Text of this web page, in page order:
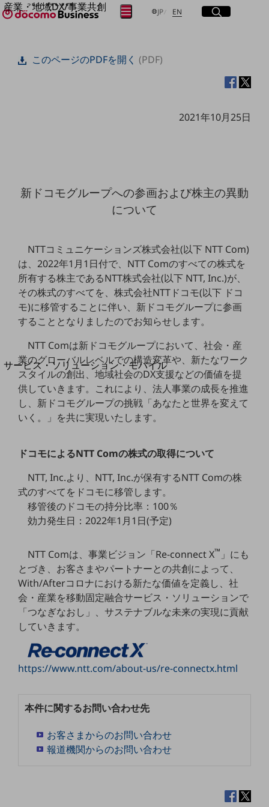
産業・地域DX/事業共創
OPEN HUB for Plural Futures
OPEN HUB for Plural Futuresとは
Smart Healthcare
Smart Industry
地域社会を支える皆さまと地域課題の解決や
地域経済のさらなる活性化に取り組みます
自治体・地域社会との共創
LGPF(Local Government Platform)
別ウィンドウで開きます
サービス・ソリューション・モバイル
サービス・ソリューションTOP
DXに関する課題を解決する
サービス・ソリューションをご紹介
カテゴリーで探す
ネットワーク・モバイル
クラウド・データセンター
電話・映像コミュニケーション
セキュリティ
データ利活用
運用管理
業務支援・マーケティング
課題・ニーズで探すTOP
マーケティング
JP日本語
EN Englishサイト内検索
開く
メニュー
開く
フリーワードを入力して探す
検索する
このページのPDFを開く(PDF)
2021年10月25日
新ドコモグループへの参画および株主の異動
について
NTTコミュニケーションズ株式会社(以下 NTT Com)
は、2022年1月1日付で、NTT Comのすべての株式を
所有する株主であるNTT株式会社(以下 NTT, Inc.)が、
その株式のすべてを、株式会社NTTドコモ(以下 ドコ
モ)に移管することに伴い、新ドコモグループに参画
することとなりましたのでお知らせします。
NTT Comは新ドコモグループにおいて、社会・産
業のグローバルレベルでの構造変革や、新たなワーク
スタイルの創出、地域社会のDX支援などの価値を提
供していきます。これにより、法人事業の成長を推進
し、新ドコモグループの挑戦「あなたと世界を変えて
いく。」を共に実現いたします。
ドコモによるNTT Comの株式の取得について
NTT, Inc.より、NTT, Inc.が保有するNTT Comの株
式のすべてをドコモに移管します。
移管後のドコモの持分比率：100％
効力発生日：2022年1月1日(予定)
NTT Comは、事業ビジョン「Re-connect X™ 」にも
とづき、お客さまやパートナーとの共創によって、
With/Afterコロナにおける新たな価値を定義し、社
会・産業を移動固定融合サービス・ソリューションで
「つなぎなおし」、サステナブルな未来の実現に貢献
していきます。
https://www.ntt.com/about-us/re-connectx.html
本件に関するお問い合わせ先
お客さまからのお問い合わせ
報道機関からのお問い合わせ